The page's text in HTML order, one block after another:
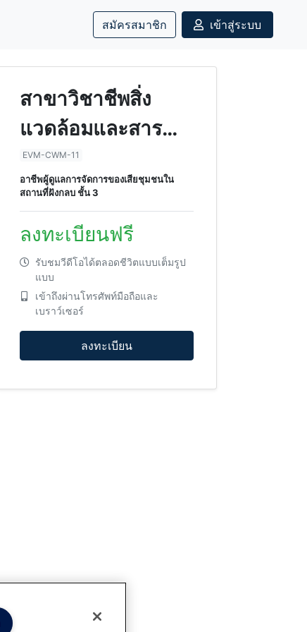
สมัครสมาชิก เข้าสู่ระบบ
สาขาวิชาชีพสิ่ง
แวดล้อมและสาร
อันตราย อาชีพผู้ดูแล
การจัดการของเสีย
ชุมชนในสถานที่ฝัง
กลบ ชั้น 3
EVM-CWM-11
อาชีพผู้ดูแลการจัดการของเสียชุมชนใน
สถานที่ฝังกลบ ชั้น 3
ลงทะเบียนฟรี
รับชมวีดีโอได้ตลอดชีวิตแบบเต็มรูป
แบบ
เข้าถึงผ่านโทรศัพท์มือถือและ
เบราว์เซอร์
ลงทะเบียน